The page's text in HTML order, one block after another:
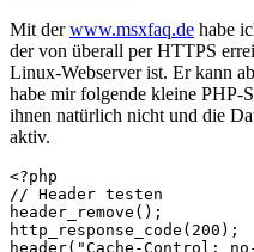
Mit derwww.msxfaq.de habe
der von überall per HTTPS
Linux-Webserver ist. Er kann
habe mir folgende kleine PHP-
ihnen natürlich nicht und die
aktiv.
<?php
// Header testen
header_remove();
http_response_code(200);
header("Cache-Control: